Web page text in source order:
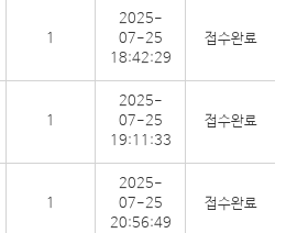
1
2025-
07-25
18:42:29
접수완료
1
2025-
07-25
19:11:33
접수완료
1
2025-
07-25
20:56:49
접수완료